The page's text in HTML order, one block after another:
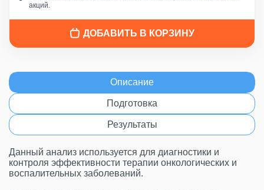
акций.
ДОБАВИТЬ В КОРЗИНУ
Описание
Подготовка
Результаты
Данный анализ используется для диагностики и
контроля эффективности терапии онкологических и
воспалительных заболеваний.